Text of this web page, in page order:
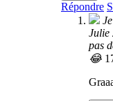
Répondre
Julie
pas
😂